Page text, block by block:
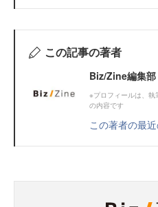
この記事の著者
Biz/Zine編集部
※プロフィールは、執
の内容です
この著者の最